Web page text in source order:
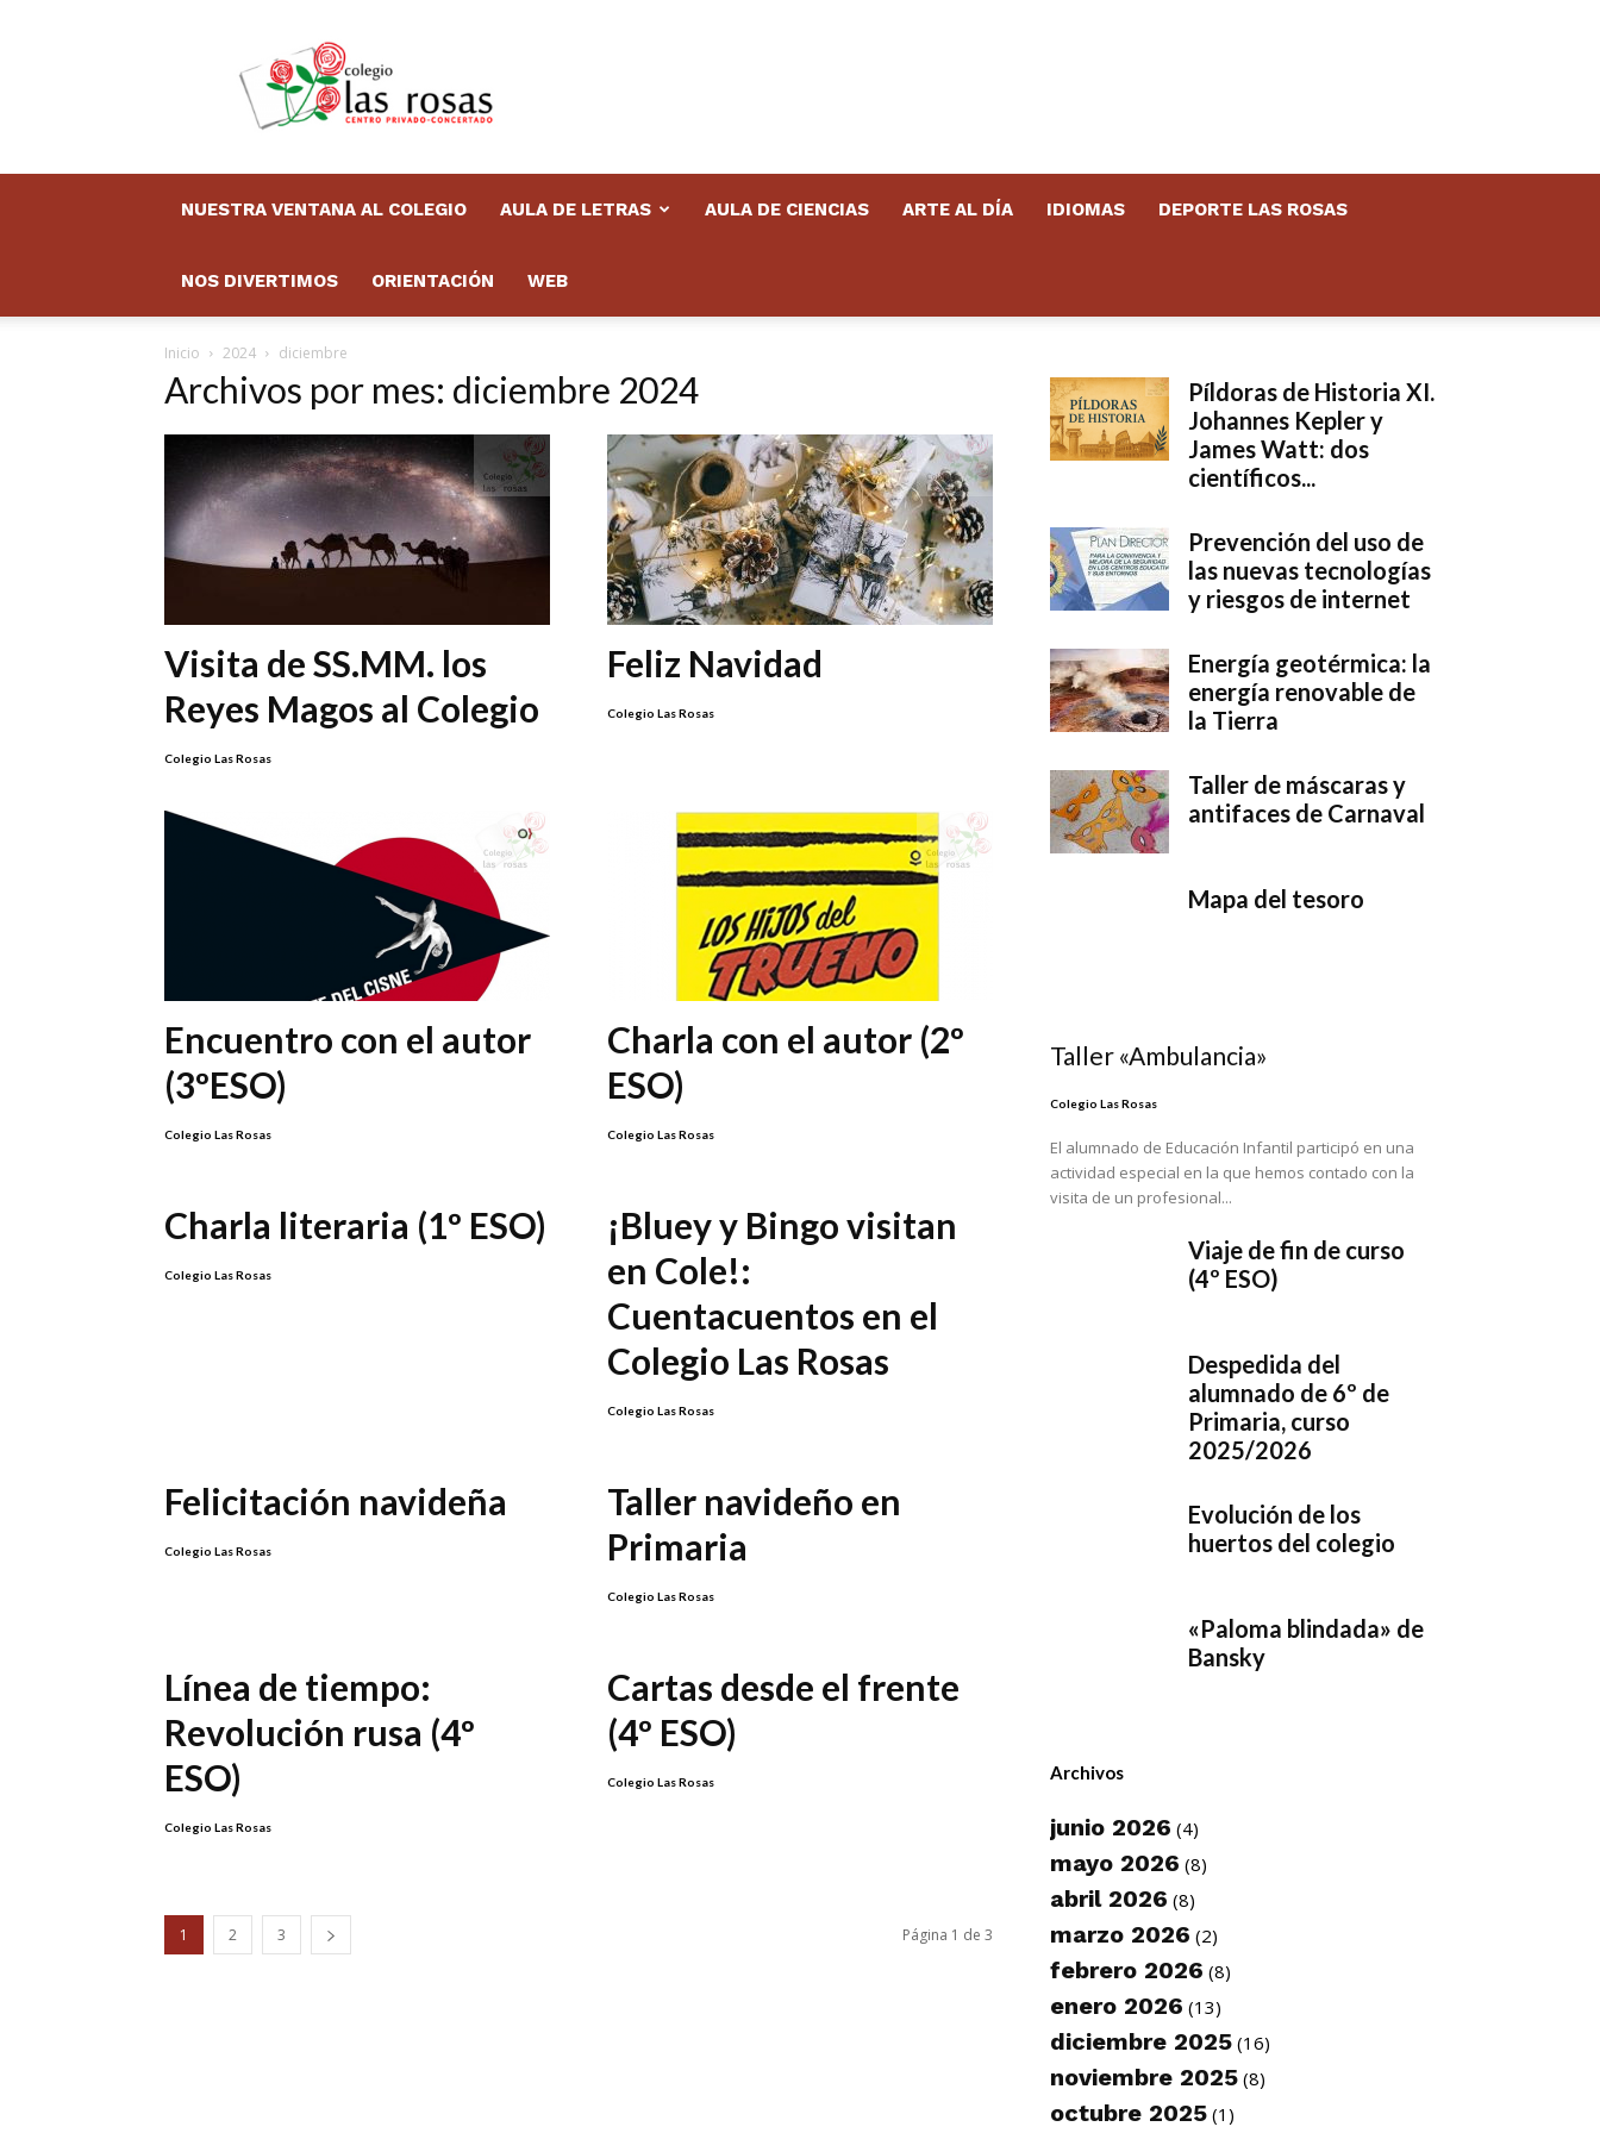
Las
Rosas
Boletín
NUESTRA VENTANA AL COLEGIO AULA DE LETRAS AULA DE CIENCIAS ARTE AL DÍA IDIOMAS DEPORTE LAS ROSAS
NOS DIVERTIMOS ORIENTACIÓN WEB
Inicio 2024 diciembre
Archivos por mes: diciembre 2024
Visita de SS.MM. los
Reyes Magos al Colegio
Colegio Las Rosas
Feliz Navidad
Colegio Las Rosas
Encuentro con el autor
(3ºESO)
Colegio Las Rosas
Charla con el autor (2º
ESO)
Colegio Las Rosas
Charla literaria (1º ESO)
Colegio Las Rosas
¡Bluey y Bingo visitan
en Cole!:
Cuentacuentos en el
Colegio Las Rosas
Colegio Las Rosas
Felicitación navideña
Colegio Las Rosas
Taller navideño en
Primaria
Colegio Las Rosas
Línea de tiempo:
Revolución rusa (4º
ESO)
Colegio Las Rosas
Cartas desde el frente
(4º ESO)
Colegio Las Rosas
1 2 3 Página 1 de 3
Píldoras de Historia XI.
Johannes Kepler y
James Watt: dos
científicos...
Prevención del uso de
las nuevas tecnologías
y riesgos de internet
Energía geotérmica: la
energía renovable de
la Tierra
Taller de máscaras y
antifaces de Carnaval
Mapa del tesoro
Taller «Ambulancia»
Colegio Las Rosas
El alumnado de Educación Infantil participó en una
actividad especial en la que hemos contado con la
visita de un profesional...
Viaje de fin de curso
(4º ESO)
Despedida del
alumnado de 6º de
Primaria, curso
2025/2026
Evolución de los
huertos del colegio
«Paloma blindada» de
Bansky
Archivos
junio 2026 (4)
mayo 2026 (8)
abril 2026 (8)
marzo 2026 (2)
febrero 2026 (8)
enero 2026 (13)
diciembre 2025 (16)
noviembre 2025 (8)
octubre 2025 (1)